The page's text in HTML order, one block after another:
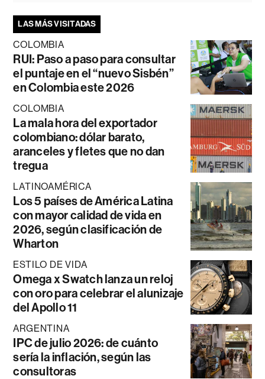
LAS MÁS VISITADAS
COLOMBIA
RUI: Paso a paso para consultar
el puntaje en el “nuevo Sisbén”
en Colombia este 2026
COLOMBIA
La mala hora del exportador
colombiano: dólar barato,
aranceles y fletes que no dan
tregua
LATINOAMÉRICA
Los 5 países de América Latina
con mayor calidad de vida en
2026, según clasificación de
Wharton
ESTILO DE VIDA
Omega x Swatch lanza un reloj
con oro para celebrar el alunizaje
del Apollo 11
ARGENTINA
IPC de julio 2026: de cuánto
sería la inflación, según las
consultoras